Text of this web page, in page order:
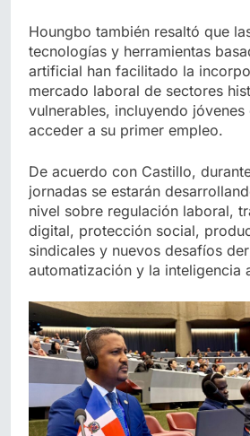
Houngbo también resaltó que
tecnologías y herramientas
artificial han facilitado la
mercado laboral de sectores
vulnerables, incluyendo jóvenes
acceder a su primer empleo.
De acuerdo con Castillo,
jornadas se estarán
nivel sobre regulación laboral,
digital, protección social,
sindicales y nuevos desafíos
automatización y la inteligencia